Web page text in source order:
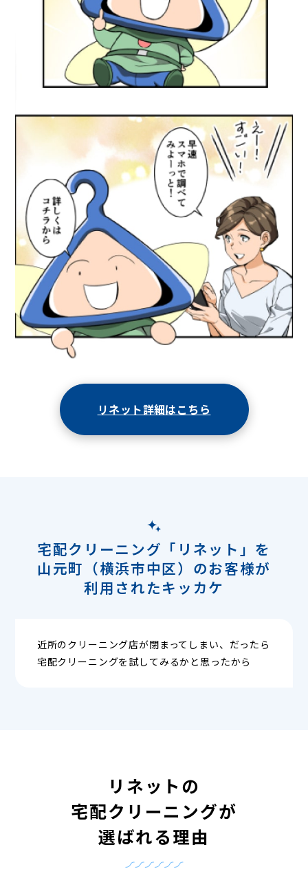
リネット詳細はこちら
宅配クリーニング「リネット」を
山元町（横浜市中区）のお客様が
利用されたキッカケ
近所のクリーニング店が閉まってしまい、だったら
宅配クリーニングを試してみるかと思ったから
リネットの
宅配クリーニングが
選ばれる理由